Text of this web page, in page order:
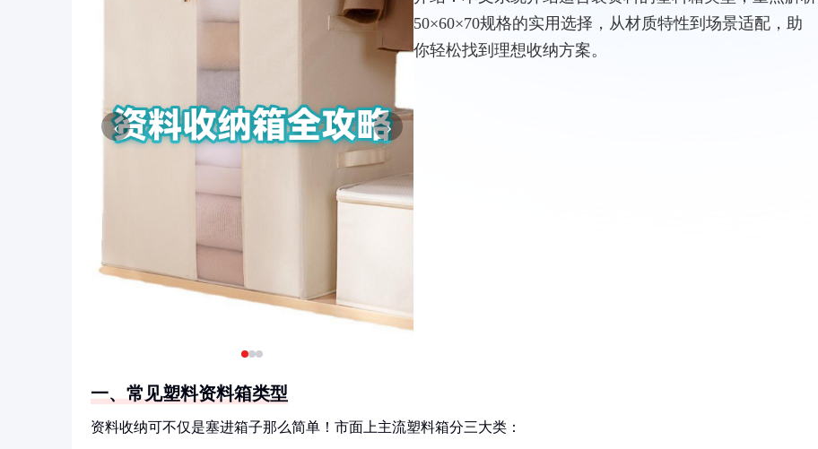
‹ ›
50×60×70规格的实用选择，从材质特性到场景适配，助
你轻松找到理想收纳方案。
一、常见塑料资料箱类型
资料收纳可不仅是塞进箱子那么简单！市面上主流塑料箱分三大类：